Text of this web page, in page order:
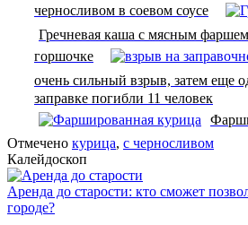
черносливом в соевом соусе
Гречневая каша с мясным
горшочке
очень сильный взрыв, затем еще
заправке погибли 11 человек
Отмечено курица, с черносливом
Калейдоскоп
Аренда до старости: кто сможет
городе?